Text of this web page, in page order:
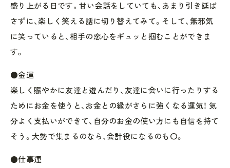
盛り上がる日です。甘い会話をしていても、あまり引き延ば
さずに、楽しく笑える話に切り替えてみて。そして、無邪気
に笑っていると、相手の恋心をギュッと掴むことができま
す。
●金運
楽しく賑やかに友達と遊んだり、友達に会いに行ったりする
ためにお金を使うと、お金との縁がさらに強くなる運気！ 気
分よく支払いができて、自分のお金の使い方にも自信を持て
そう。大勢で集まるのなら、会計役になるのも〇。
●仕事運